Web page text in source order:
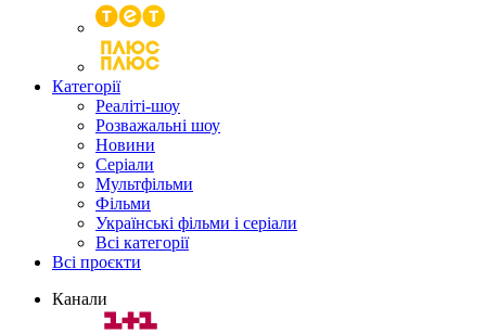
Категорії
Реаліті-шоу
Розважальні шоу
Новини
Серіали
Мультфільми
Фільми
Українські фільми і серіали
Всі категорії
Всі проєкти
Канали